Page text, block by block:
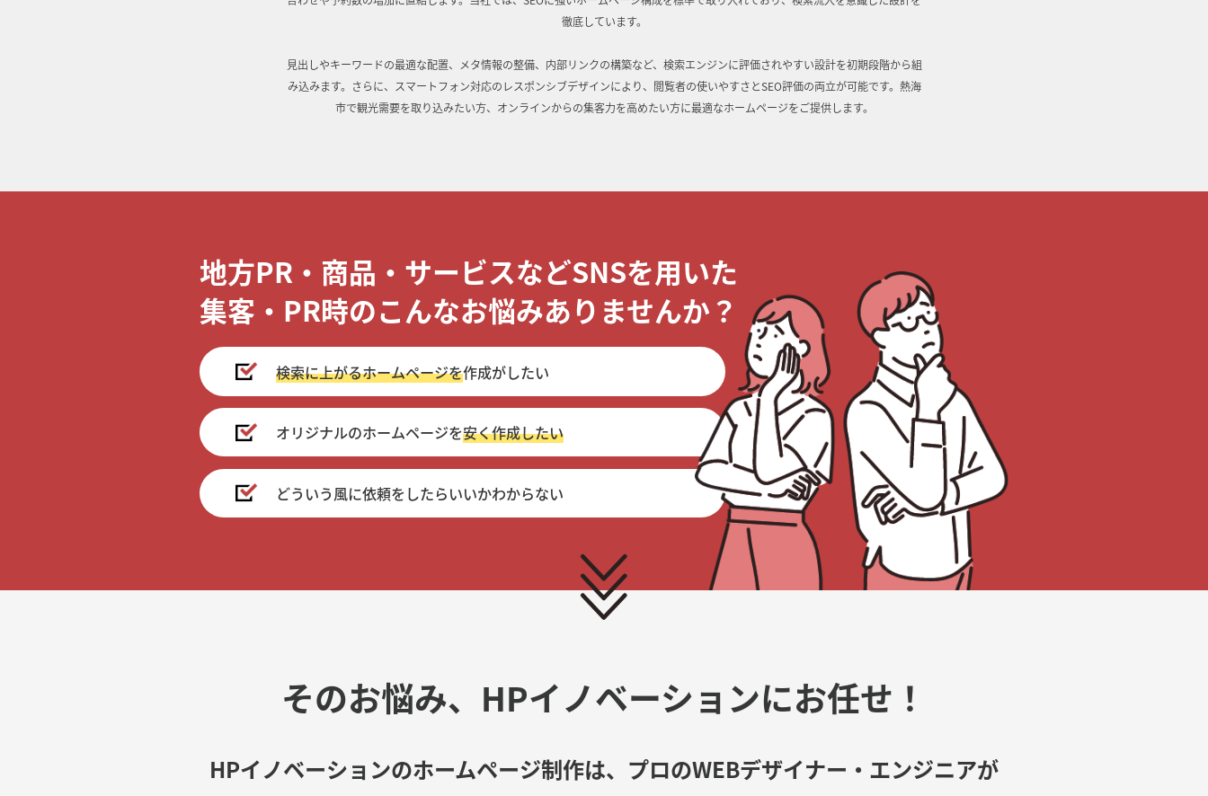
徹底しています。
見出しやキーワードの最適な配置、メタ情報の整備、内部リンクの構築など、検索エンジンに評価されやすい設計を初期段階から組
み込みます。さらに、スマートフォン対応のレスポンシブデザインにより、閲覧者の使いやすさとSEO評価の両立が可能です。熱海
市で観光需要を取り込みたい方、オンラインからの集客力を高めたい方に最適なホームページをご提供します。
地方PR・商品・サービスなどSNSを用いた
集客・PR時のこんなお悩みありませんか？
検索に上がるホームページを作成がしたい
オリジナルのホームページを安く作成したい
どういう風に依頼をしたらいいかわからない
そのお悩み、 HPイノベーションにお任せ！
HPイノベーションのホームページ制作は、 プロのWEBデザイナー・エンジニアが